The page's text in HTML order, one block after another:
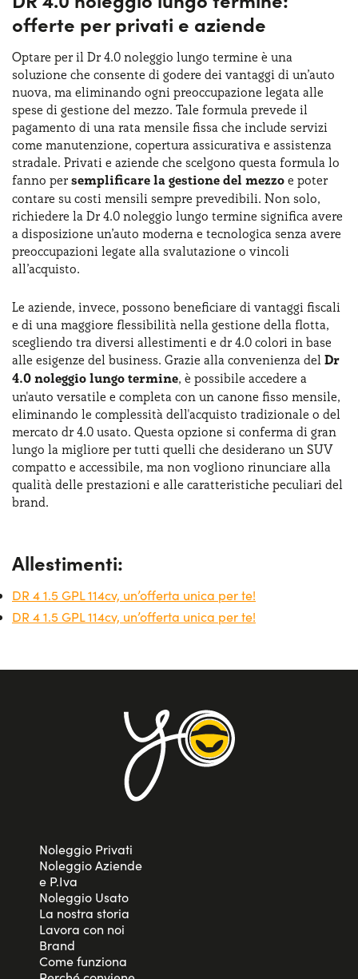
offerte per privati e aziende
Optare per il Dr 4.0 noleggio lungo termine è una
soluzione che consente di godere dei vantaggi di un’auto
nuova, ma eliminando ogni preoccupazione legata alle
spese di gestione del mezzo. Tale formula prevede il
pagamento di una rata mensile fissa che include servizi
come manutenzione, copertura assicurativa e assistenza
stradale. Privati e aziende che scelgono questa formula lo
fanno per semplificare la gestione del mezzo e poter
contare su costi mensili sempre prevedibili. Non solo,
richiedere la Dr 4.0 noleggio lungo termine significa avere
a disposizione un’auto moderna e tecnologica senza avere
preoccupazioni legate alla svalutazione o vincoli
all’acquisto.
Le aziende, invece, possono beneficiare di vantaggi fiscali
e di una maggiore flessibilità nella gestione della flotta,
scegliendo tra diversi allestimenti e dr 4.0 colori in base
alle esigenze del business. Grazie alla convenienza del Dr
4.0 noleggio lungo termine, è possibile accedere a
un'auto versatile e completa con un canone fisso mensile,
eliminando le complessità dell'acquisto tradizionale o del
mercato dr 4.0 usato. Questa opzione si conferma di gran
lungo la migliore per tutti quelli che desiderano un SUV
compatto e accessibile, ma non vogliono rinunciare alla
qualità delle prestazioni e alle caratteristiche peculiari del
brand.
Allestimenti:
DR 4 1.5 GPL 114cv, un’offerta unica per te!
DR 4 1.5 GPL 114cv, un’offerta unica per te!
Noleggio Privati
Noleggio Aziende
e P.Iva
Noleggio Usato
La nostra storia
Lavora con noi
Brand
Come funziona